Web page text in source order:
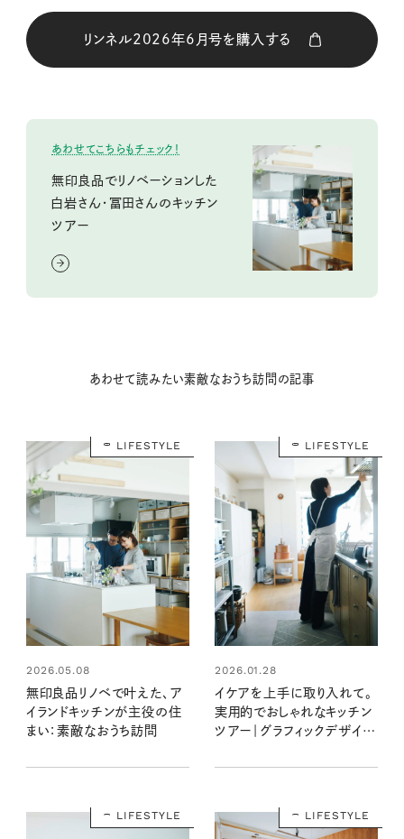
リンネル2026年6月号を購入する
購入はこちら
購入はこちら
あわせてこちらもチェック！
無印良品でリノベーションした
白岩さん・冨田さんのキッチン
ツアー
あわせて読みたい素敵なおうち訪問の記事
LIFESTYLE
2026.05.08
無印良品リノベで叶えた、ア
イランドキッチンが主役の住
まい：素敵なおうち訪問
LIFESTYLE
2026.01.28
イケアを上手に取り入れて。
実用的でおしゃれなキッチン
ツアー｜グラフィックデザイナ
LIFESTYLE LIFESTYLE